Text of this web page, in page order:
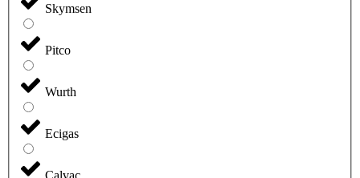
Skymsen
Pitco
Wurth
Ecigas
Calvac